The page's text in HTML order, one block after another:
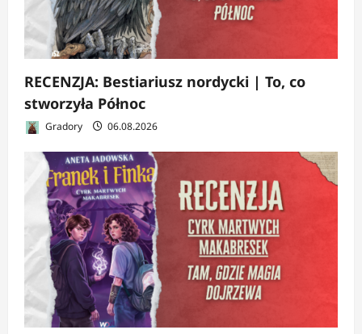
RECENZJA: Bestiariusz nordycki | To, co
stworzyła Północ
Gradory 06.08.2026